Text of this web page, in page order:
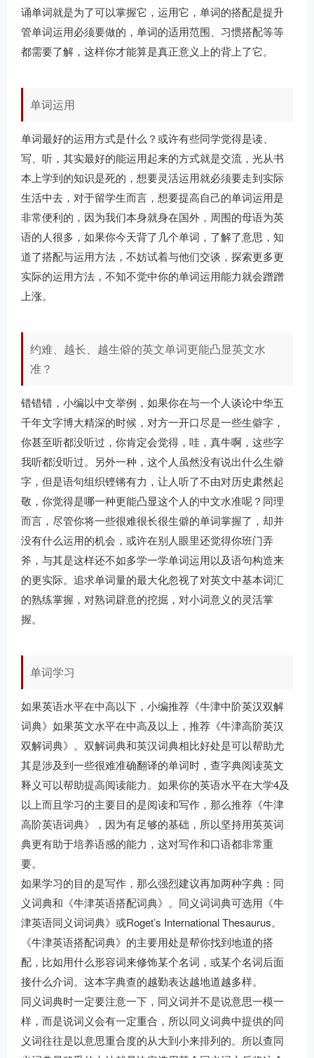
诵单词就是为了可以掌握它，运用它，单词的搭配是提升
管单词运用必须要做的，单词的适用范围、习惯搭配等等
都需要了解，这样你才能算是真正意义上的背上了它。
单词运用
单词最好的运用方式是什么？或许有些同学觉得是读、
写、听，其实最好的能运用起来的方式就是交流，光从书
本上学到的知识是死的，想要灵活运用就必须要走到实际
生活中去，对于留学生而言，想要提高自己的单词运用是
非常便利的，因为我们本身就身在国外，周围的母语为英
语的人很多，如果你今天背了几个单词，了解了意思，知
道了搭配与运用方法，不妨试着与他们交谈，探索更多更
实际的运用方法，不知不觉中你的单词运用能力就会蹭蹭
上涨。
约难、越长、越生僻的英文单词更能凸显英文水
准？
错错错，小编以中文举例，如果你在与一个人谈论中华五
千年文字博大精深的时候，对方一开口尽是一些生僻字，
你甚至听都没听过，你肯定会觉得，哇，真牛啊，这些字
我听都没听过。另外一种，这个人虽然没有说出什么生僻
字，但是语句组织铿锵有力，让人听了不由对历史肃然起
敬，你觉得是哪一种更能凸显这个人的中文水准呢？同理
而言，尽管你将一些很难很长很生僻的单词掌握了，却并
没有什么运用的机会，或许在别人眼里还觉得你班门弄
斧，与其是这样还不如多学一学单词运用以及语句构造来
的更实际。追求单词量的最大化忽视了对英文中基本词汇
的熟练掌握，对熟词辟意的挖掘，对小词意义的灵活掌
握。
单词学习
如果英语水平在中高以下，小编推荐《牛津中阶英汉双解
词典》如果英文水平在中高及以上，推荐《牛津高阶英汉
双解词典》。双解词典和英汉词典相比好处是可以帮助尤
其是涉及到一些很难准确翻译的单词时，查字典阅读英文
释义可以帮助提高阅读能力。如果你的英语水平在大学4及
以上而且学习的主要目的是阅读和写作，那么推荐《牛津
高阶英语词典》，因为有足够的基础，所以坚持用英英词
典更有助于培养语感的能力，这对写作和口语都非常重
要。
如果学习的目的是写作，那么强烈建议再加两种字典：同
义词典和《牛津英语搭配词典》。同义词词典可选用《牛
津英语同义词词典》或Roget’s International Thesaurus。
《牛津英语搭配词典》的主要用处是帮你找到地道的搭
配，比如用什么形容词来修饰某个名词，或某个名词后面
接什么介词。这本字典查的越勤表达越地道越多样。
同义词典时一定要注意一下，同义词并不是说意思一模一
样，而是说词义会有一定重合，所以同义词典中提供的同
义词往往是以意思重合度的从大到小来排列的。所以查同